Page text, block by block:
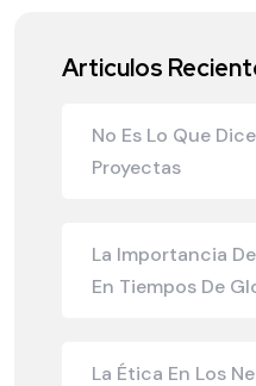
Articulos
No Es Lo Que
Proyectas
La Importancia
En Tiempos De
La Ética En Los